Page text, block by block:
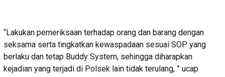
“Lakukan pemeriksaan terhadap orang dan barang dengan
seksama serta tingkatkan kewaspadaan sesuai SOP yang
berlaku dan tetap Buddy System, sehingga diharapkan
kejadian yang terjadi di Polsek lain tidak terulang, ” ucap